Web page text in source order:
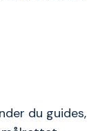
du guides,